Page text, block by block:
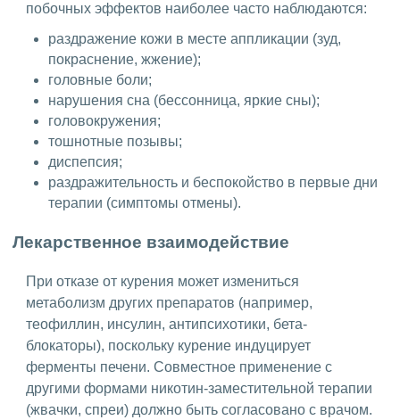
побочных эффектов наиболее часто наблюдаются:
раздражение кожи в месте аппликации (зуд,
покраснение, жжение);
головные боли;
нарушения сна (бессонница, яркие сны);
головокружения;
тошнотные позывы;
диспепсия;
раздражительность и беспокойство в первые дни
терапии (симптомы отмены).
Лекарственное взаимодействие
При отказе от курения может измениться
метаболизм других препаратов (например,
теофиллин, инсулин, антипсихотики, бета-
блокаторы), поскольку курение индуцирует
ферменты печени. Совместное применение с
другими формами никотин-заместительной терапии
(жвачки, спреи) должно быть согласовано с врачом.